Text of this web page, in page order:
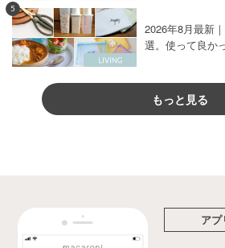
5
2026年8月最新
選。使って良か
もっと見る
アプ